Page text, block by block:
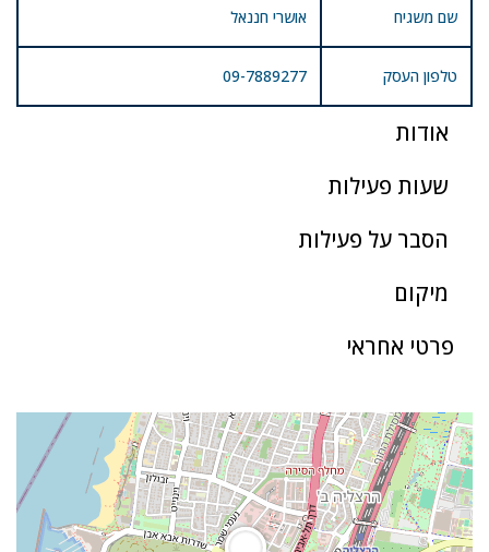
אודות
שעות פעילות
הסבר על פעילות
מיקום
פרטי אחראי
שם משגיח אושרי חננאל
טלפון העסק 09-7889277